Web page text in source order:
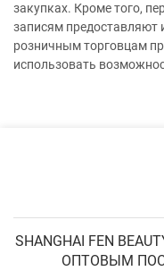
закупках. Кроме того,
записям предоставляют
розничным торговцам
использовать
SHANGHAI FEN
ОПТОВЫМ